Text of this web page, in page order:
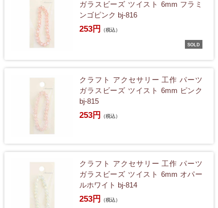
ガラスビーズ ツイスト 6mm フラミ
ンゴピンク bj-816
253円 （税込）
SOLD
クラフト アクセサリー 工作 パーツ
ガラスビーズ ツイスト 6mm ピンク
bj-815
253円 （税込）
クラフト アクセサリー 工作 パーツ
ガラスビーズ ツイスト 6mm オパー
ルホワイト bj-814
253円 （税込）